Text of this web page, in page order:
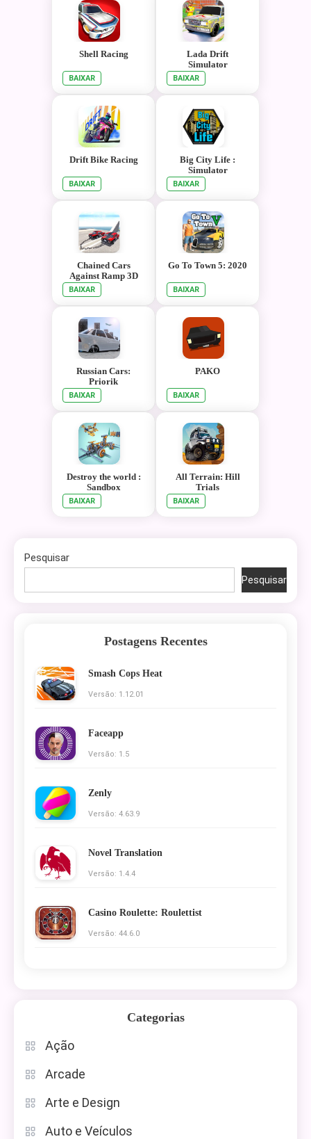
Shell Racing
BAIXAR
Lada Drift
Simulator
BAIXAR
Drift Bike Racing
BAIXAR
Big City Life :
Simulator
BAIXAR
Chained Cars
Against Ramp 3D
BAIXAR
Go To Town 5: 2020
BAIXAR
Russian Cars:
Priorik
BAIXAR
PAKO
BAIXAR
Destroy the world :
Sandbox
BAIXAR
All Terrain: Hill
Trials
BAIXAR
Pesquisar
Pesquisar
Postagens Recentes
Smash Cops Heat
Versão: 1.12.01
Faceapp
Versão: 1.5
Zenly
Versão: 4.63.9
Novel Translation
Versão: 1.4.4
Casino Roulette: Roulettist
Versão: 44.6.0
Categorias
Ação
Arcade
Arte e Design
Auto e Veículos